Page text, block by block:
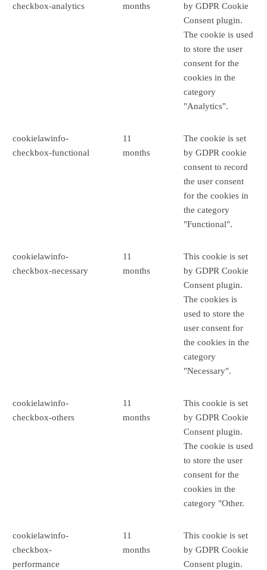
checkbox-analytics
months
by GDPR Cookie
Consent plugin.
The cookie is used
to store the user
consent for the
cookies in the
category
"Analytics".
cookielawinfo-
checkbox-functional
11
months
The cookie is set
by GDPR cookie
consent to record
the user consent
for the cookies in
the category
"Functional".
cookielawinfo-
checkbox-necessary
11
months
This cookie is set
by GDPR Cookie
Consent plugin.
The cookies is
used to store the
user consent for
the cookies in the
category
"Necessary".
cookielawinfo-
checkbox-others
11
months
This cookie is set
by GDPR Cookie
Consent plugin.
The cookie is used
to store the user
consent for the
cookies in the
category "Other.
cookielawinfo-
checkbox-
performance
11
months
This cookie is set
by GDPR Cookie
Consent plugin.